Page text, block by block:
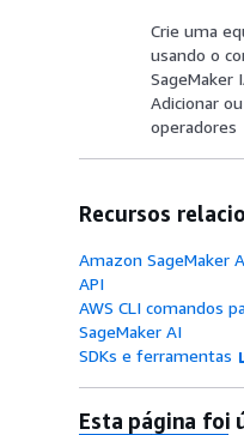
Crie uma
usando o
SageMaker
Adicionar
operadores
Recursos
Amazon SageMaker
API
AWS CLI comandos
SageMaker AI
SDKs e ferramentas
Esta página foi